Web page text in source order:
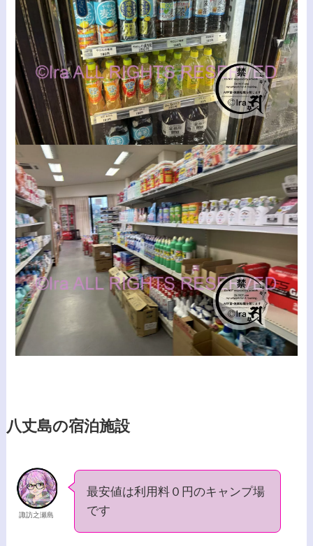
八丈島の宿泊施設
諏訪之瀬島
最安値は利用料０円のキャンプ場
です